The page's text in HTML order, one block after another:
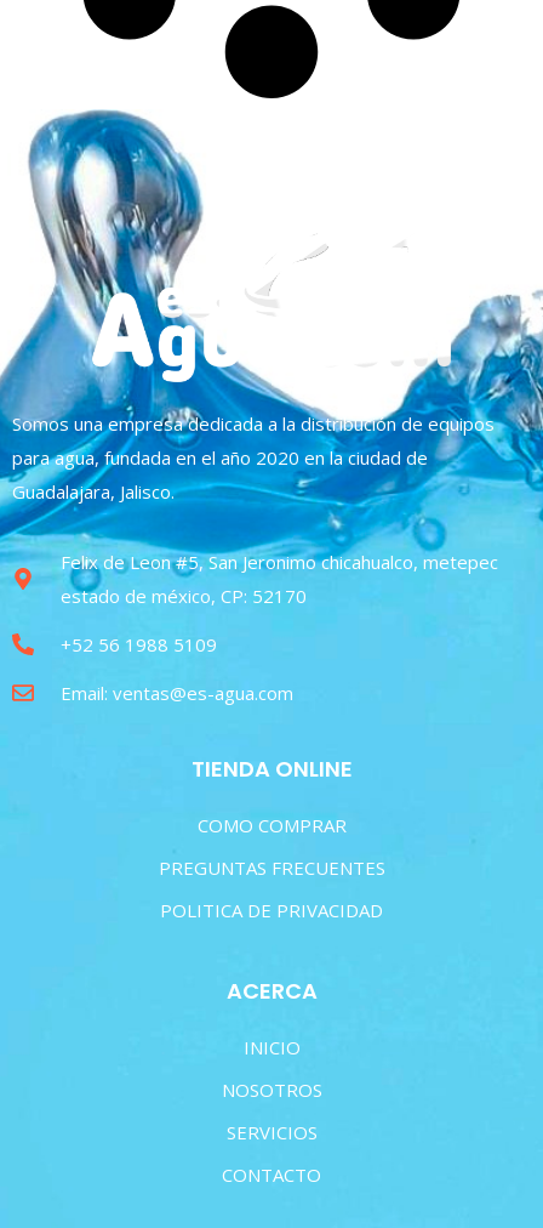
Somos una empresa dedicada a la distribución de equipos
para agua, fundada en el año 2020 en la ciudad de
Guadalajara, Jalisco.
Felix de Leon #5, San Jeronimo chicahualco, metepec
estado de méxico, CP: 52170
+52 56 1988 5109
Email: ventas@es-agua.com
TIENDA ONLINE
COMO COMPRAR
PREGUNTAS FRECUENTES
POLITICA DE PRIVACIDAD
ACERCA
INICIO
NOSOTROS
SERVICIOS
CONTACTO